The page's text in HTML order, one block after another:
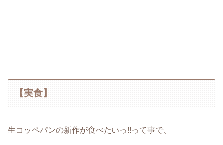
【実食】
生コッペパンの新作が食べたいっ!!って事で、